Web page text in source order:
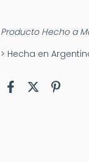
Producto Hecho a
> Hecha en